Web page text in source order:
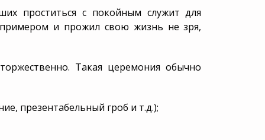
проститься с покойным служит для
и прожил свою жизнь не зря,
Такая церемония обычно
презентабельный гроб и т.д.);